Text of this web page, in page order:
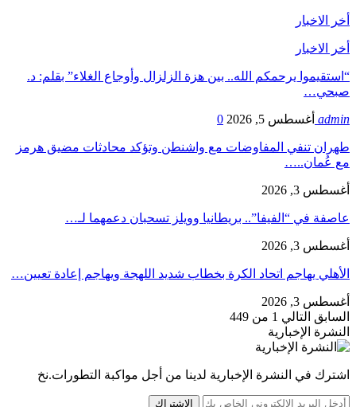
أخر الاخبار
أخر الاخبار
“استقيموا يرحمكم الله.. بين هزة الزلزال وأوجاع الغلاء” بقلم: د.
صبحي…
admin أغسطس 5, 2026 0
طهران تنفي المفاوضات مع واشنطن وتؤكد محادثات مضيق هرمز
مع عُمان..…
أغسطس 3, 2026
عاصفة في “الفيفا”.. بريطانيا وويلز تسحبان دعمهما لـ…
أغسطس 3, 2026
الأهلي يهاجم اتحاد الكرة بخطاب شديد اللهجة ويهاجم إعادة تعيين…
أغسطس 3, 2026
السابق التالي 1 من 449
النشرة الإخبارية
اشترك في النشرة الإخبارية لدينا من أجل مواكبة التطورات.نخ
الاشتراك